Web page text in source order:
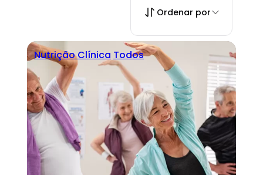
Ordenar por
Nutrição Clínica Todos